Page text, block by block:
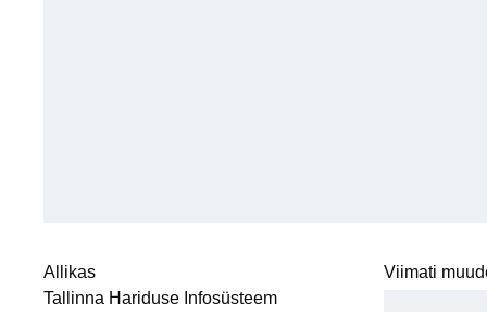
Allikas
Tallinna Hariduse Infosüsteem
Viimati